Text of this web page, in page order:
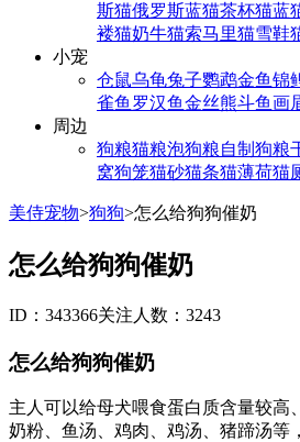
斯猫俄罗斯蓝猫茶杯猫蓝
褛猫奶牛猫索马里猫雪鞋
小宠
仓鼠乌龟兔子鹦鹉金鱼锦
雀鱼 罗汉鱼金丝熊斗鱼画
周边
狗粮猫粮泡狗粮自制狗粮
窝狗笼猫砂猫条猫薄荷猫
美侍宠物>狗狗>怎么给狗狗催奶
怎么给狗狗催奶
ID：343366关注人数：3243
怎么给狗狗催奶
主人可以给母犬喂食蛋白质含量较高
奶粉、鱼汤、鸡肉、鸡汤、猪蹄汤等